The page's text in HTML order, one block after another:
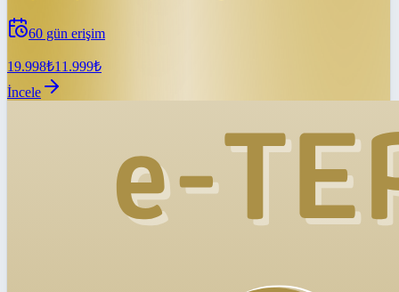
60 gün erişim
19.998₺11.999₺
İncele